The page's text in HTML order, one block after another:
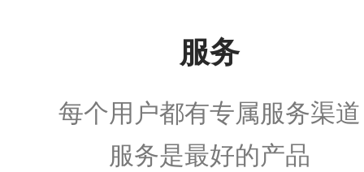
服务
每个用户都有专属服务渠道
服务是最好的产品